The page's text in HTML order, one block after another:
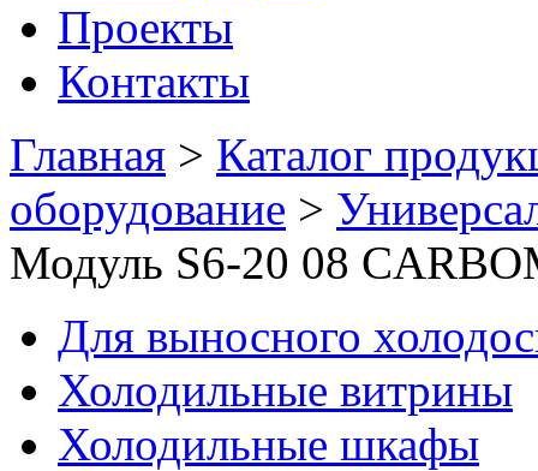
Проекты
Контакты
Главная > Каталог
оборудование >
Модуль S6-20 08
Для выносного
Холодильные витрины
Холодильные шкафы